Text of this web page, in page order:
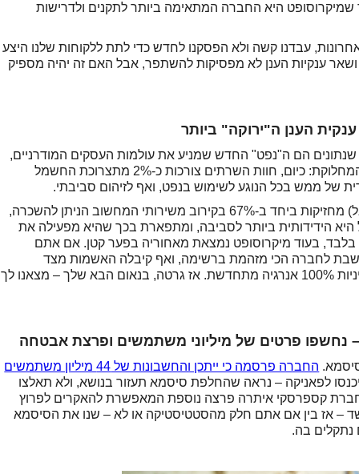
היא החברה המתאימה ביותר לתקנים ולדרישות
עבדנו קשה ולא הפסקנו לחדש כדי לתת ללקוחות שלנו היצע
ענקיות הענן לא מפסיקות להשתפר, אבל האם זה יהיה מספיק
הענן ה"ירוקה" ביותר
הם ה"נפט" החדש שמניע את עולמות העסקים המודרניים,
אבל במקרה הזה, יש קשר ישיר למשאב מעורר המחלוקת: כיום, חוות השרתים צורכות כ-2% מתצרוכת החשמל
של ממש בכל הנוגע לשימוש בנפט, ואף לזיהום סביבתי.
המחשוב הניתן להשכרה,
היא הידידותית ביותר לסביבה, ומתפארת בכך שהיא מפעילה את
בעוד מיקרוסופט נמצאת מאחוריה בפער קטן. אם אתם
לחברה הכי מזהמת ברשימה, ואף קיבלה האשמות מצד
גרינפיס בנוגע לאי עמידה במחויבות לעבור למדיניות 100% אנרגיה מתחדשת. אז גרטה, בנאום הבא שלך – מצאנו לך
החברה פרסמה כי ייתכן והחשבונות של 44 מיליון משתמשים
לפאניקה – נראה שהחלפת סיסמא תעזור בנושא, ולא תאלצו
חברת קספרסקי איתרה פרצה נוספת המאפשרת להאקרים לפרוץ
לעורר חשד – אז בין אם אתם חלק מהסטטיסטיקה או לא – שנו את הסיסמא
נתקלים בה.